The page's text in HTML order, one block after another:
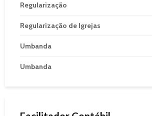
Regularização
Regularização de Igrejas
Umbanda
Umbanda